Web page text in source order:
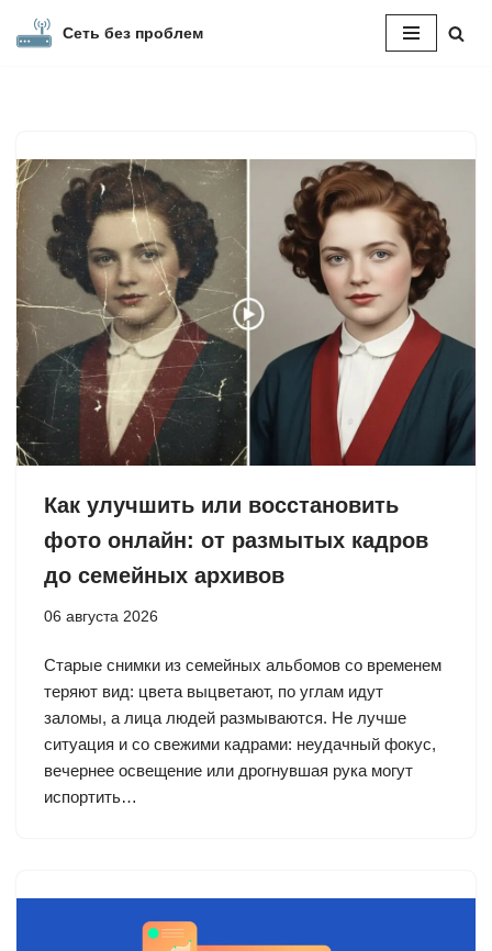
Сеть без проблем
Как улучшить или восстановить
фото онлайн: от размытых кадров
до семейных архивов
06 августа 2026
Старые снимки из семейных альбомов со временем
теряют вид: цвета выцветают, по углам идут
заломы, а лица людей размываются. Не лучше
ситуация и со свежими кадрами: неудачный фокус,
вечернее освещение или дрогнувшая рука могут
испортить…